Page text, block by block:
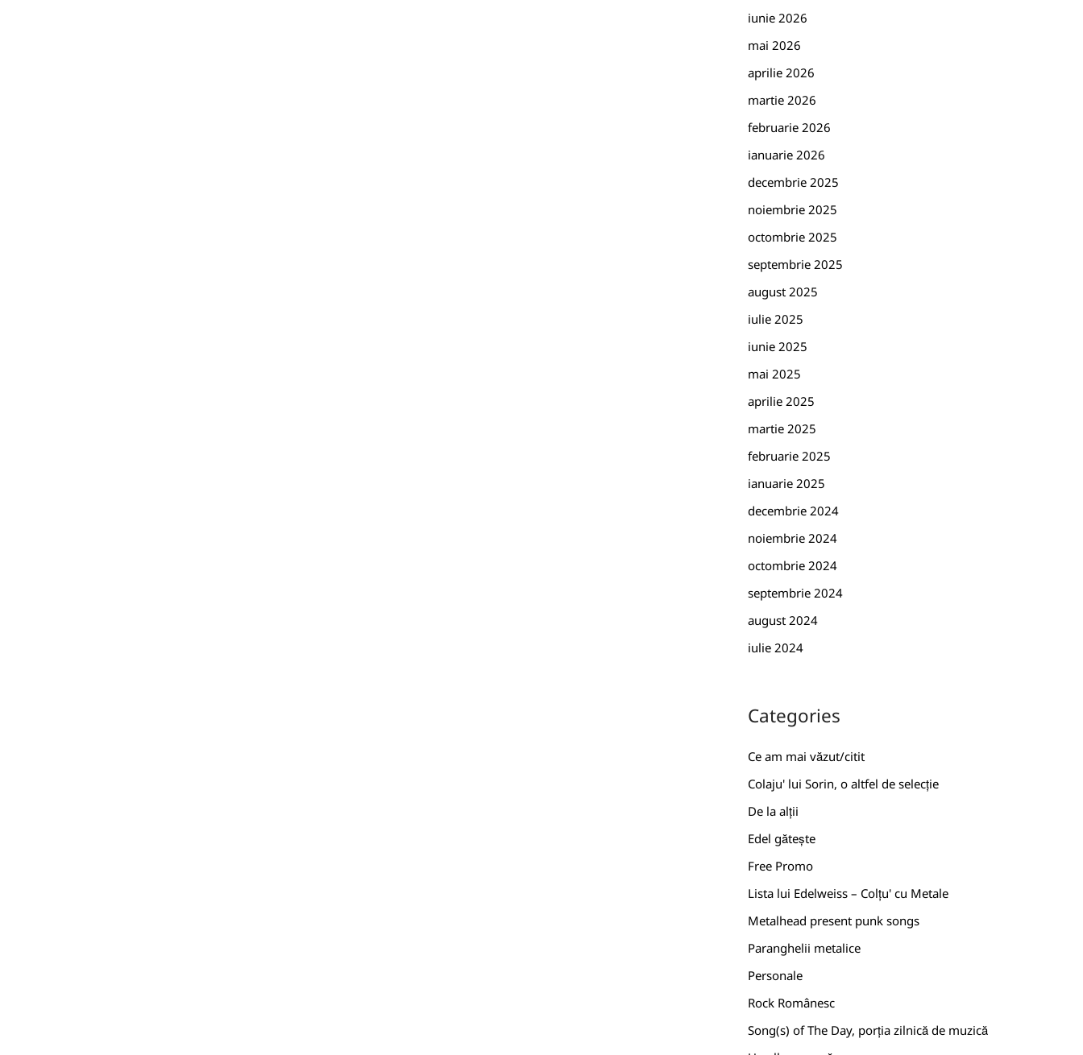
iunie 2026
mai 2026
aprilie 2026
martie 2026
februarie 2026
ianuarie 2026
decembrie 2025
noiembrie 2025
octombrie 2025
septembrie 2025
august 2025
iulie 2025
iunie 2025
mai 2025
aprilie 2025
martie 2025
februarie 2025
ianuarie 2025
decembrie 2024
noiembrie 2024
octombrie 2024
septembrie 2024
august 2024
iulie 2024
Categories
Ce am mai văzut/citit
Colaju' lui Sorin, o altfel de selecție
De la alții
Edel gătește
Free Promo
Lista lui Edelweiss – Colțu' cu Metale
Metalhead present punk songs
Paranghelii metalice
Personale
Rock Românesc
Song(s) of The Day, porția zilnică de muzică